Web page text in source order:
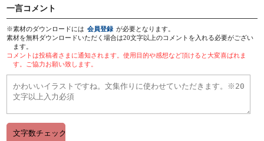
一言コメント
※素材のダウンロードには 会員登録 が必要となります。
素材を無料ダウンロードいただく場合は20文字以上のコメントを入れる必要がござい
ます。
コメントは投稿者さまに通知されます。使用目的や感想など頂けると大変喜ばれま
す。ご協力お願い致します。